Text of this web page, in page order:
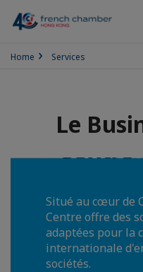
Home Services
Le
Situé au cœur de
Centre offre des
adaptées pour la
internationale
sociétés.